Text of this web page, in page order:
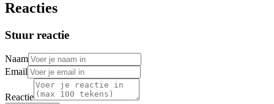
Reacties
Stuur reactie
Naam
Email
Reactie